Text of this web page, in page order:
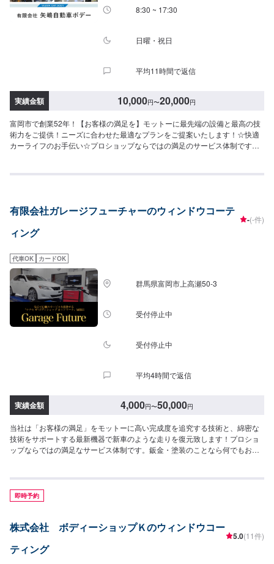
8:30 ~ 17:30
日曜・祝日
平均11時間で返信
実績金額 10,000円〜20,000円
富岡市で創業52年！【お客様の満足を】モットーに最先端の設備と最高の技
術力をご提供！ニーズに合わせた最適なプランをご提案いたします！☆快適
カーライフのお手伝い☆プロショップならではの満足のサービス体制です。
に、より完全に仕上げます。--------------------------------------------------【1】オフ
で納車となります。納期は前後する場合がございます。予め、ご了承くださ
い。-----代車について-----無料の代車をご用意しています。お車の作業中は代
車をご利用ください。※代車の燃料代はお客様にご負担いただいておりま
より車で約2分入庫の際はお気をつけてお越しください。駐車スペースは事務
所前の空いているスペースに駐車してください。受付はスタッフへ「メンテ
モで予約しました」とお伝えください。ご案内いたします。【定休日・営業
時間】定休日：日曜日、祝日営業時間：8:30~17:30
有限会社ガレージフューチャーのウィンドウコーテ
ィング
-(-件)
代車OK カードOK
群馬県富岡市上高瀬50-3
受付停止中
受付停止中
平均4時間で返信
実績金額 4,000円〜50,000円
当社は「お客様の満足」をモットーに高い完成度を追究する技術と、綿密な
技術をサポートする最新機器で新車のような走りを復元致します！プロショ
ップならではの満足なサービス体制です。鈑金・塗装のことなら何でもお気
スピーディに、より完全に仕上げます。--------------------------------------------------
【1】オファーにてお問い合わせ【2】お見積り【3】お見積りにご納得いた
だければ作業開始【4】仕上がり次第納車-----納期について-----納期は要相談
代車について-----無料の代車をご用意しています。お車の作業中は代車をご利
用ください。※代車の燃料代はお客様にご負担いただいております。-----ご来
店時の注意、受付方法-----当工場は上信越道富岡インターチェンジから4km入
即時予約
株式会社 ボディーショップＫのウィンドウコー
ティング
5.0(11件)